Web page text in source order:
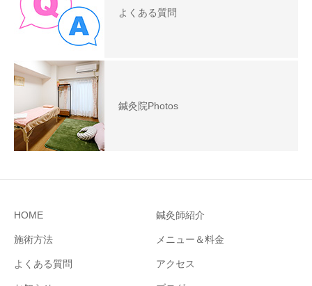
よくある質問
鍼灸院Photos
HOME 鍼灸師紹介
施術方法 メニュー＆料金
よくある質問 アクセス